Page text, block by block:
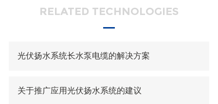
RELATED TECHNOLOGIES
光伏扬水系统长水泵电缆的解决方案
关于推广应用光伏扬水系统的建议